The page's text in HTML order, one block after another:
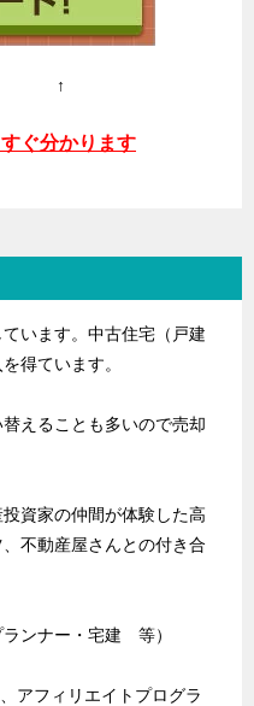
↑
ぐ分かります
います。中古住宅（戸建
得ています。
えることも多いので売却
資家の仲間が体験した高
不動産屋さんとの付き合
ンナー・宅建 等）
アフィリエイトプログラ